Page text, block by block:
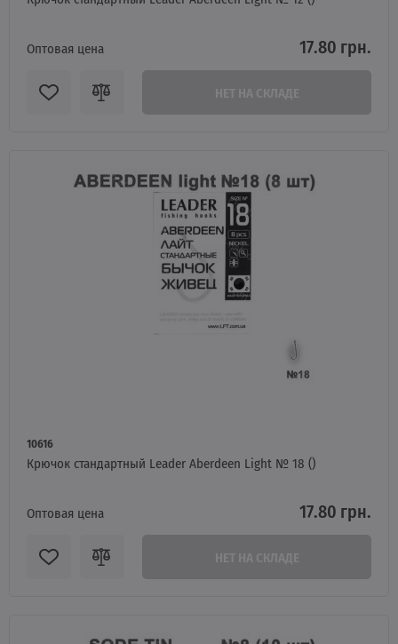
Оптовая цена 17.80 грн.
10616
Крючок стандартный Leader Aberdeen Light № 18 ()
Оптовая цена 17.80 грн.